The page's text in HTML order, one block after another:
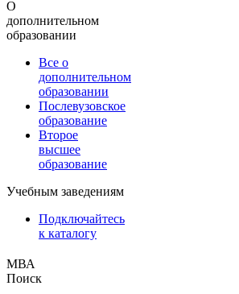
О
дополнительном
образовании
Все о
дополнительном
образовании
Послевузовское
образование
Второе
высшее
образование
Учебным заведениям
Подключайтесь
к каталогу
МВА
Поиск